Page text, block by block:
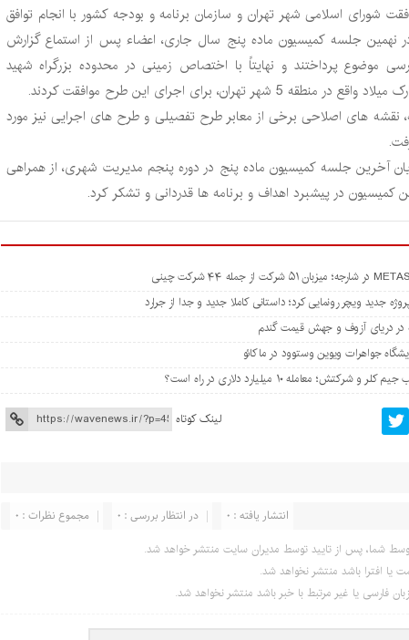
شورای اسلامی شهر تهران و سازمان برنامه و بودجه کشور با انجام توافق
در نهمین جلسه کمیسیون ماده پنج سال جاری، اعضاء پس از استماع گزارش
موضوع پرداختند و نهایتاً با اختصاص زمینی در محدوده بزرگراه شهید
5 شهر تهران، برای اجرای این طرح موافقت کردند.
نقشه های اصلاحی برخی از معابر طرح تفصیلی و طرح های اجرایی نیز مورد
آخرین جلسه کمیسیون ماده پنج در دوره پنجم مدیریت شهری، از همراهی
کمیسیون در پیشبرد اهداف و برنامه ها قدردانی و تشکر کرد.
جدید ویچر رونمایی کرد؛ داستانی کاملا جدید و جدا از جرارد
در دریای آزوف و جهش قیمت گندم
جواهرات ویوین وستوود در ماکائو
معامله ۱۰ میلیارد دلاری در راه است؟
لینک کوتاه
مجموع نظرات : 0 در انتظار بررسی : 0 انتشار یافته : 0
شما، پس از تایید توسط مدیران سایت منتشر خواهد شد.
یا افترا باشد منتشر نخواهد شد.
فارسی یا غیر مرتبط با خبر باشد منتشر نخواهد شد.